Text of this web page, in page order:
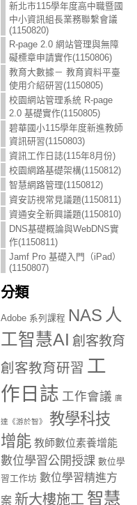
新北市115學年度高中職暨國
中小資訊組長業務聯繫會議
(1150820)
R-page 2.0 網站管理與無障
礙標章申請實作(1150806)
教育大數據－ 教育資料平臺
使用介紹研習(1150805)
校園網站管理系統 R-page
2.0 基礎實作(1150805)
碧華國小115學年度新進教師
資訊研習(1150803)
資訊工作日誌(115年8月份)
校園網路基礎架構(1150812)
智慧網路管理(1150812)
資安訪視常見議題(1150811)
資通安全新興議題(1150810)
DNS基礎概論與WebDNS實
作(1150811)
Jamf Pro 基礎入門（iPad）
(1150807)
分類
Adobe 系列課程 NAS 人
工智慧AI 創客教育
創客教育研習 工
作日誌 工作會議 廣
達《游於智》
教學科技
增能 教師數位素養增能
數位學習公開授課 數位學
習工作坊 數位學習精進方
案 新大樓施工 智慧